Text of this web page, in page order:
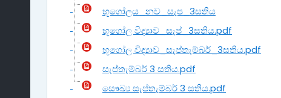
භූගෝලය_නව_සැප_3සතිය
භූගෝල විද්‍යාව_සැප්_3සතිය.pdf
භූගෝල විද්‍යාව_සැප්තැම්බර්_3සතිය.pdf
සැප්තැම්බර් 3 සතිය.pdf
සෞඛ්‍ය සැප්තැම්බර් 3 සතිය.pdf